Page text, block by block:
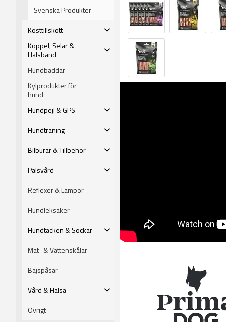
Svenska Produkter
Kosttillskott
Koppel, Selar &
Halsband
Hundbäddar
Kylprodukter för
hund
Hundpejl & GPS
Hundträning
Bilburar & Tillbehör
Pälsvård
Reflexer & Lampor
Hundleksaker
Hundtäcken & Sockar
Mat- & Vattenskålar
Bajspåsar
Vård & Hälsa
Övrigt